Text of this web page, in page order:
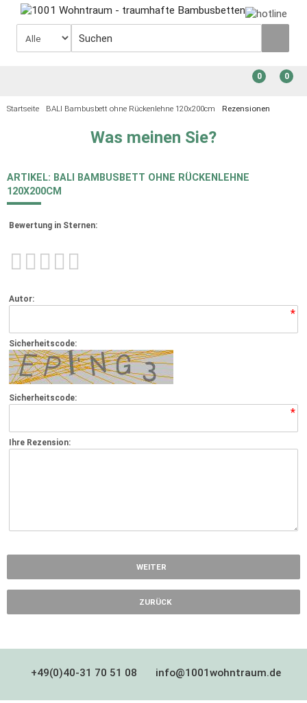
0
0
Startseite BALI Bambusbett ohne Rückenlehne 120x200cm Rezensionen
Was meinen Sie?
ARTIKEL: BALI BAMBUSBETT OHNE RÜCKENLEHNE
120X200CM
Bewertung in Sternen:
Autor:
*
Sicherheitscode:
Sicherheitscode:
*
Ihre Rezension:
WEITER
ZURÜCK
+49(0)40-31 70 51 08 info@1001wohntraum.de